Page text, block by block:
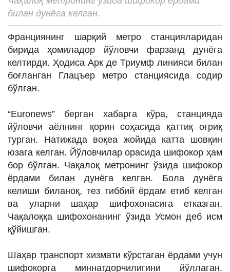
Клип
Кино
Театр
ИНТЕРВЬЮ
Таҳлил
Саломатлик
Бу қизиқ
Реклама
СПОРТ
билан дунёга келган.
Франциянинг шарқий метро станцияларидан
бирида ҳомиладор йўловчи фарзанд дунёга
келтирди. Ҳодиса Арк де Триумф линияси билан
боғланган Глацъер метро станциясида содир
бўлган.
“Euronews” берган хабарга кўра, станцияда
йўловчи аёлнинг қорин соҳасида қаттиқ оғриқ
турган. Натижада воқеа жойида катта шовқин
юзага келган. Йўловчилар орасида шифокор ҳам
бор бўлган. Чақалоқ метронинг ўзида шифокор
ёрдами билан дунёга келган. Бола дунёга
келиши биланоқ, тез тиббий ёрдам етиб келган
ва уларни шаҳар шифохонасига етказган.
Чақалоққа шифохонанинг ўзида Усмон деб исм
қўйишган.
Шаҳар транспорт хизмати кўрстаган ёрдами учун
шифокорга миннатдорчилигини йўллаган.